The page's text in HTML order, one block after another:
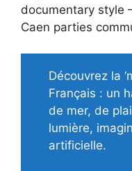
documentary style
Caen parties
Découvrez la
Français : un
de mer, de
lumière,
artificielle.